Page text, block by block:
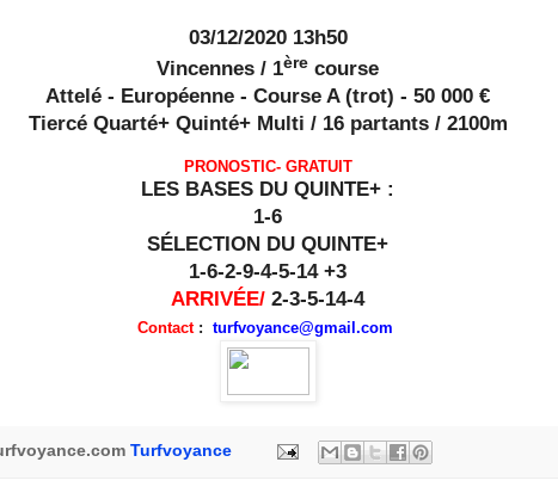
03/12/2020 13h50
Vincennes / 1ère course
Attelé - Européenne - Course A (trot) - 50 000 €
Tiercé Quarté+ Quinté+ Multi / 16 partants / 2100m
PRONOSTIC- GRATUIT
LES BASES DU QUINTE+ :
1-6
SÉLECTION DU QUINTE+
1-6-2-9-4-5-14 +3
ARRIVÉE/ 2-3-5-14-4
Contact : turfvoyance@gmail.com
Turfvoyance